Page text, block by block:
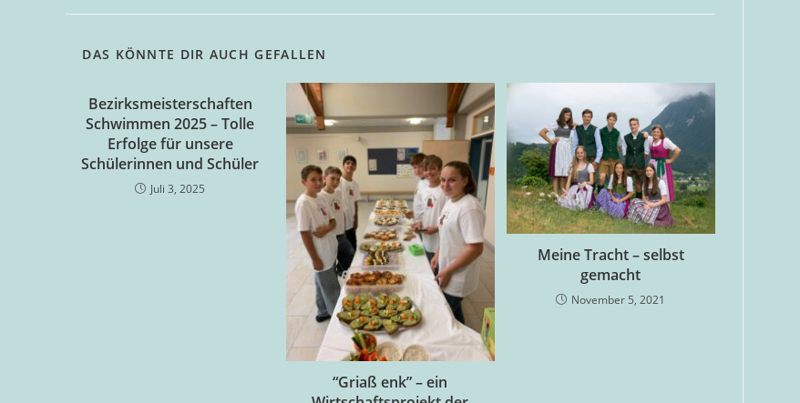
DAS KÖNNTE DIR AUCH GEFALLEN
Bezirksmeisterschaften
Schwimmen 2025 – Tolle
Erfolge für unsere
Schülerinnen und Schüler
Juli 3, 2025
“Griaß enk” – ein
Meine Tracht – selbst
gemacht
November 5, 2021